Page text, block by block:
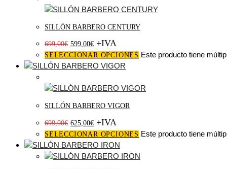
SILLÓN BARBERO CENTURY
699,00€ 599,00€ +IVA
SELECCIONAR OPCIONES Este producto tiene
SILLÓN BARBERO VIGOR
699,00€ 625,00€ +IVA
SELECCIONAR OPCIONES Este producto tiene